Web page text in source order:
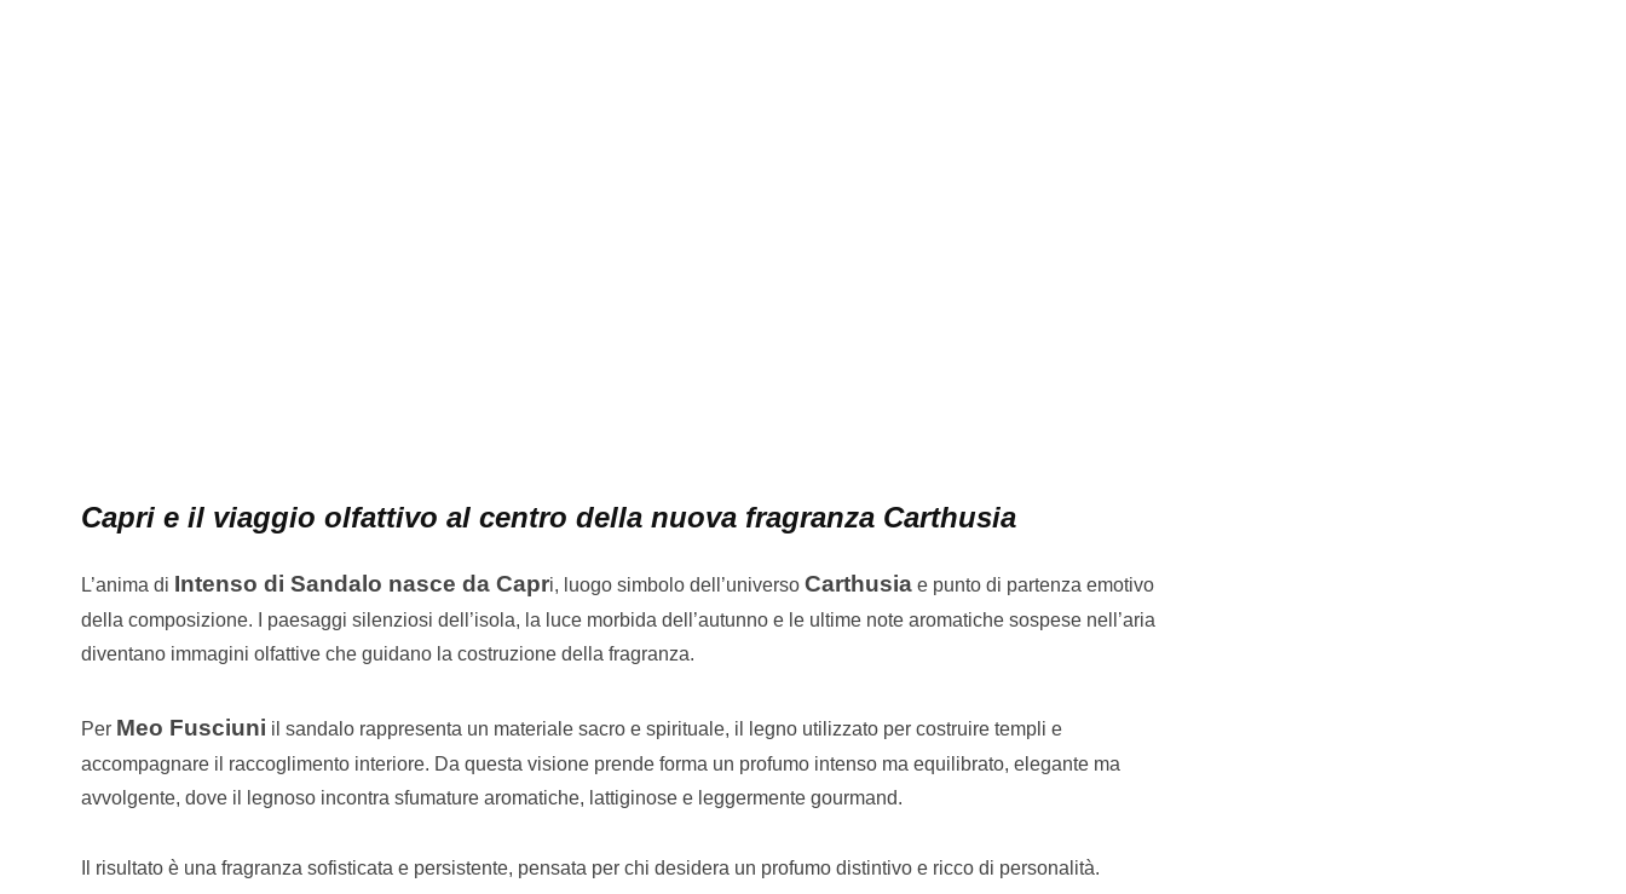
Capri e il viaggio olfattivo al centro della nuova fragranza Carthusia
L’anima di Intenso di Sandalo nasce da Capri, luogo simbolo dell’universo Carthusia e punto di partenza emotivo
della composizione. I paesaggi silenziosi dell’isola, la luce morbida dell’autunno e le ultime note aromatiche sospese nell’aria
diventano immagini olfattive che guidano la costruzione della fragranza.
Per Meo Fusciuni il sandalo rappresenta un materiale sacro e spirituale, il legno utilizzato per costruire templi e
accompagnare il raccoglimento interiore. Da questa visione prende forma un profumo intenso ma equilibrato, elegante ma
avvolgente, dove il legnoso incontra sfumature aromatiche, lattiginose e leggermente gourmand.
Il risultato è una fragranza sofisticata e persistente, pensata per chi desidera un profumo distintivo e ricco di personalità.